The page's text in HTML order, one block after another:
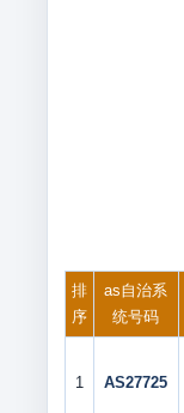
排
序
as自治系
统号码
1 AS27725